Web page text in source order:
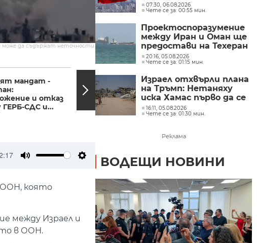
да съдържат неточности.
мандат -
и отказ
ГЕРБ-СДС и...
Започна ремонт в
общинската клиника
за кучета "Връбница"
Settings
ООН, която
между Израел и
в ООН.
07:30, 06.08.2026
Чете се за: 00:55 мин.
Проектоспоразумение
между Иран и Оман ще
предостави на Техеран
контрола над кораби,
влизащи в Персийския
20:16, 05.08.2026
Чете се за: 01:15 мин.
Израел отхвърли плана
на Тръмп: Нетаняху
иска Хамас първо да се
разоръжи
16:11, 05.08.2026
Чете се за: 01:30 мин.
Реклама
ВОДЕЩИ НОВИНИ